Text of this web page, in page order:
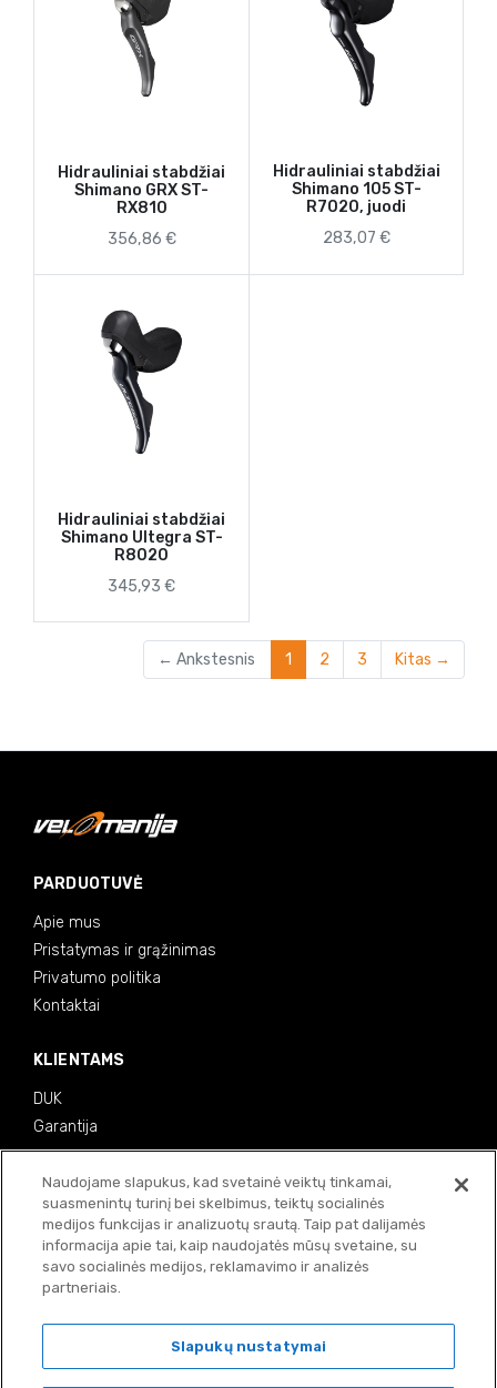
Hidrauliniai stabdžiai
Shimano GRX ST-
RX810
356,86 €
Hidrauliniai stabdžiai
Shimano 105 ST-
R7020, juodi
283,07 €
Hidrauliniai stabdžiai
Shimano Ultegra ST-
R8020
345,93 €
← Ankstesnis 1 (current)
2 3 Kitas →
PARDUOTUVĖ
Apie mus
Pristatymas ir grąžinimas
Privatumo politika
Kontaktai
KLIENTAMS
DUK
Garantija
MOKĖJIMO BŪDAI
Naudojame slapukus, kad svetainė veiktų tinkamai,
suasmenintų turinį bei skelbimus, teiktų socialinės
medijos funkcijas ir analizuotų srautą. Taip pat dalijamės
informacija apie tai, kaip naudojatės mūsų svetaine, su
savo socialinės medijos, reklamavimo ir analizės
partneriais.
Slapukų nustatymai